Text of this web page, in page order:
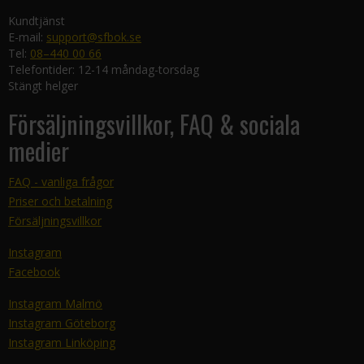
Kundtjänst
E-mail: support@sfbok.se
Tel: 08–440 00 66
Telefontider: 12-14 måndag-torsdag
Stängt helger
Försäljningsvillkor, FAQ & sociala
medier
FAQ - vanliga frågor
Priser och betalning
Försäljningsvillkor
Instagram
Facebook
Instagram Malmö
Instagram Göteborg
Instagram Linköping